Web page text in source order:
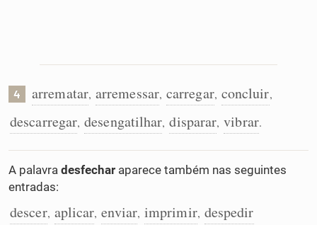
4 arrematar, arremessar, carregar, concluir,
descarregar, desengatilhar, disparar, vibrar.
A palavra desfechar aparece também nas seguintes
entradas:
descer, aplicar, enviar, imprimir, despedir